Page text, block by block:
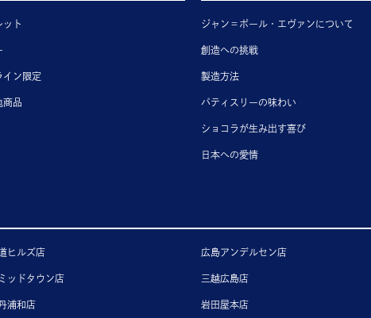
ット
イン限定
商品
ジャン＝ポール・エヴァンについて
創造への挑戦
製造方法
パティスリーの味わい
ショコラが生み出す喜び
日本への愛情
ヒルズ店
ッドタウン店
浦和店
広島アンデルセン店
三越広島店
岩田屋本店